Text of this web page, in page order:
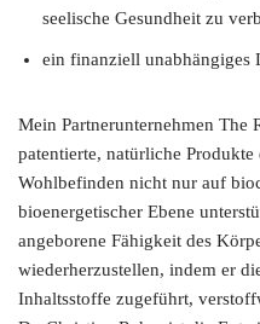
seelische Gesundheit zu
ein finanziell unabhängiges
Mein Partnerunternehmen The
patentierte, natürliche
Wohlbefinden nicht nur auf
bioenergetischer Ebene
angeborene Fähigkeit des
wiederherzustellen, indem er
Inhaltsstoffe zugeführt,